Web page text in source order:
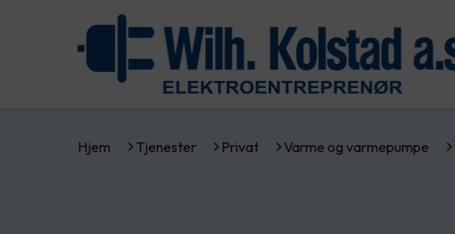
Hjem Tjenester Privat Varme og varmepumpe